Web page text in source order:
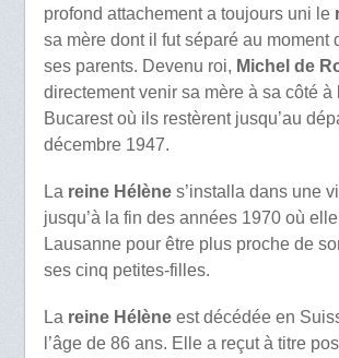
profond attachement a toujours uni le
sa mère dont il fut séparé au moment
ses parents. Devenu roi, Michel de
directement venir sa mère à sa côté à
Bucarest où ils restèrent jusqu’au
décembre 1947.
La reine Hélènes’installa dans une
jusqu’à la fin des années 1970 où
Lausanne pour être plus proche de
ses cinq petites-filles.
La reine Hélèneest décédée en
l’âge de 86 ans. Elle a reçut à titre